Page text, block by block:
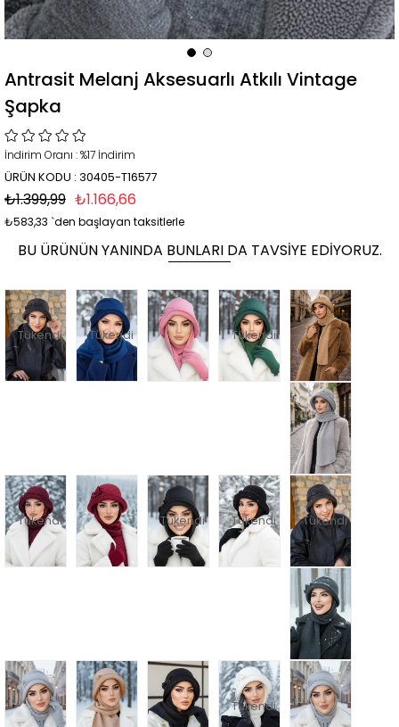
Antrasit Melanj Aksesuarlı Atkılı Vintage
Şapka
İndirim Oranı :%17 İndirim
ÜRÜN KODU : 30405-T16577
₺1.399,99 ₺1.166,66
₺583,33 `den başlayan taksitlerle
BU ÜRÜNÜN YANINDA BUNLARI DA TAVSIYE EDIYORUZ.
Tükendi Tükendi Tükendi
Tükendi Tükendi Tükendi Tükendi
Tükendi